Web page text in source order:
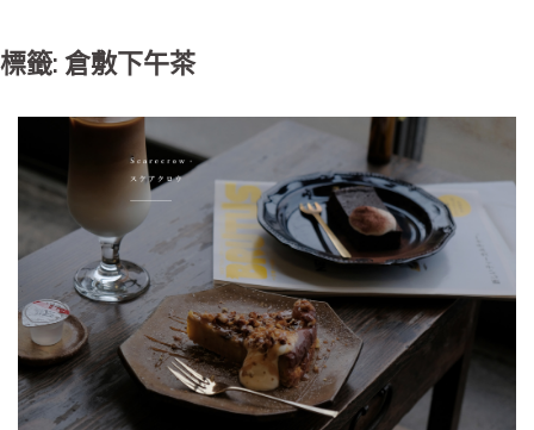
標籤: 倉敷下午茶